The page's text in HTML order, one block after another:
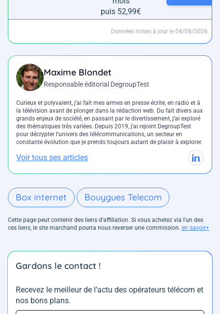
puis 52,99€
Données mises à jour le 04/08/2026
Maxime Blondet
Responsable éditorial DegroupTest
Curieux et polyvalent, j’ai fait mes armes en presse écrite, en radio et à
la télévision avant de plonger dans la rédaction web. Du fait divers aux
grands enjeux de société, en passant par le divertissement, j’ai exploré
des thématiques très variées. Depuis 2019, j’ai rejoint DegroupTest
pour décrypter l’univers des télécommunications, un secteur en
constante évolution que je prends toujours autant de plaisir à explorer.
Voir tous ses articles
Box internet Bouygues Telecom
Cette page peut contenir des liens d’affiliation. Si vous achetez via l'un des
ces liens, le site marchand pourra nous reverser une commission. en savoir+
Gardons le contact !
Recevez le meilleur de l’actu des opérateurs télécom et
nos bons plans.